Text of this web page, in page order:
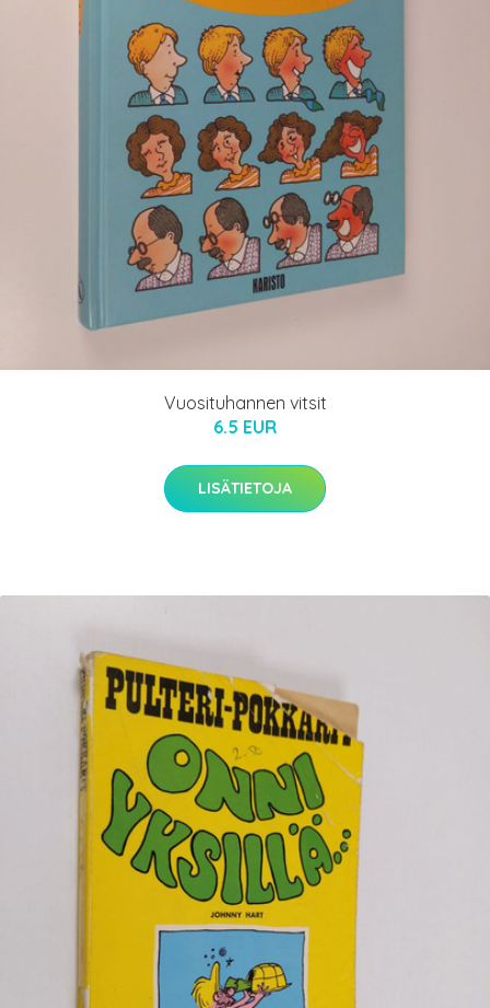
Vuosituhannen vitsit
6.5 EUR
LISÄTIETOJA